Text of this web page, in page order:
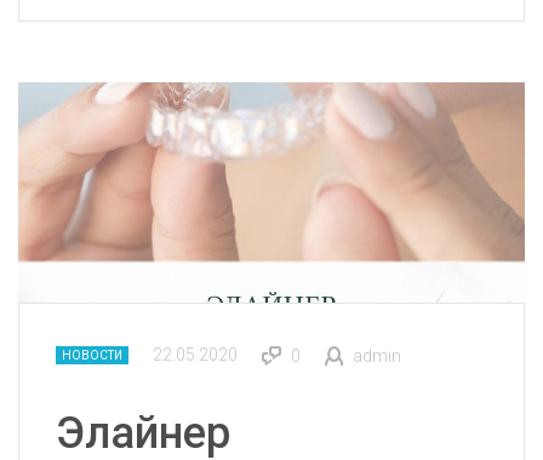
НОВОСТИ 22.05.2020 0 admin
Элайнер